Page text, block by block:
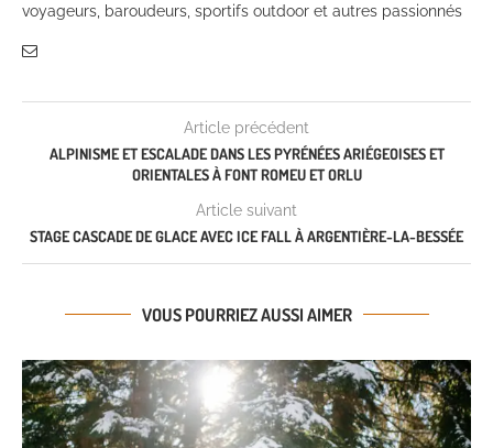
voyageurs, baroudeurs, sportifs outdoor et autres passionnés
Article précédent
ALPINISME ET ESCALADE DANS LES PYRÉNÉES ARIÉGEOISES ET
ORIENTALES À FONT ROMEU ET ORLU
Article suivant
STAGE CASCADE DE GLACE AVEC ICE FALL À ARGENTIÈRE-LA-BESSÉE
VOUS POURRIEZ AUSSI AIMER